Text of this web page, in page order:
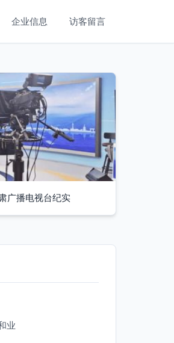
企业信息 访客留言
广播电视台纪实
业